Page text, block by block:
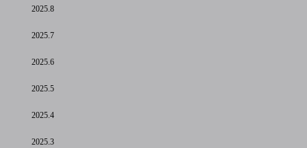
2025.8
2025.7
2025.6
2025.5
2025.4
2025.3